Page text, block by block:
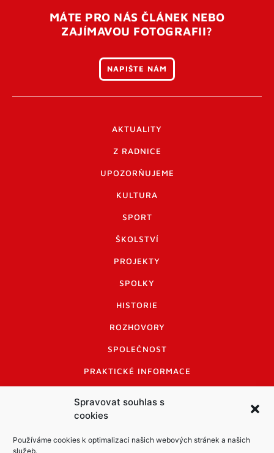
Spravovat souhlas s
cookies
Používáme cookies k optimalizaci našich webových stránek a našich
služeb.
otevření tohoto odkazu se váš účet ověří a můžete se
přihlásit. Nezapomeňte zkontrolovat složku SPAM ve
MÁTE PRO NÁS ČLÁNEK NEBO
ZAJÍMAVOU FOTOGRAFII?
NAPIŠTE NÁM
AKTUALITY
Z RADNICE
UPOZORŇUJEME
KULTURA
SPORT
ŠKOLSTVÍ
PROJEKTY
SPOLKY
HISTORIE
ROZHOVORY
SPOLEČNOST
PRAKTICKÉ INFORMACE
INFORMACE A KODEX DISKUTUJÍCÍCH
LOGO A LOGO MANUÁL